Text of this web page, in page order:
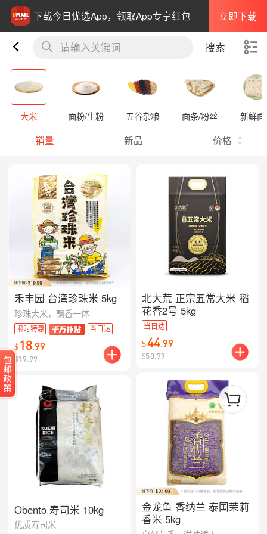
下载今日优选App，领取App专享红包 立即下载
请输入关键词 搜索
大米 面粉/生粉 五谷杂粮 面条/粉丝 新鲜面
销量 新品 价格
禾丰园 台湾珍珠米 5kg
珍珠大米，飘香一体
限时特惠
当日达
$18.99
$19.99
Obento 寿司米 10kg
优质寿司米
北大荒 正宗五常大米 稻
花香2号 5kg
当日达
$44.99
$50.79
金龙鱼 香纳兰 泰国茉莉
香米 5kg